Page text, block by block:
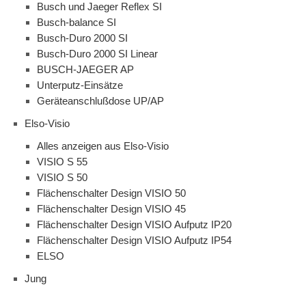
Busch und Jaeger Reflex SI
Busch-balance SI
Busch-Duro 2000 SI
Busch-Duro 2000 SI Linear
BUSCH-JAEGER AP
Unterputz-Einsätze
Geräteanschlußdose UP/AP
Elso-Visio
Alles anzeigen aus Elso-Visio
VISIO S 55
VISIO S 50
Flächenschalter Design VISIO 50
Flächenschalter Design VISIO 45
Flächenschalter Design VISIO Aufputz IP20
Flächenschalter Design VISIO Aufputz IP54
ELSO
Jung